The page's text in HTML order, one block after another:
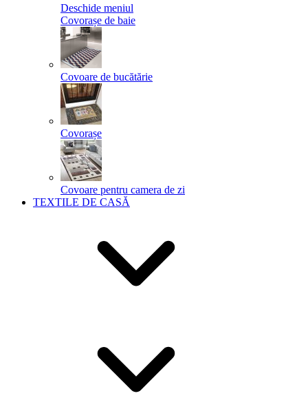
Deschide meniul
Covorașe de baie
Covoare de bucătărie
Covorașe
Covoare pentru camera de zi
TEXTILE DE CASĂ